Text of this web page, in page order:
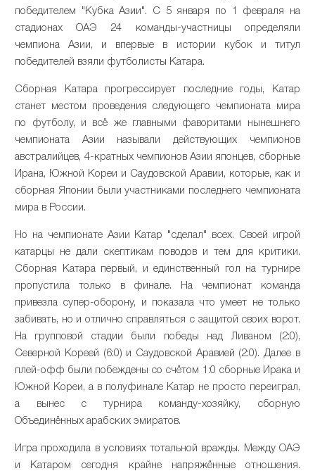
победителем "Кубка Азии". С 5 января по 1 февраля на
стадионах ОАЭ 24 команды-участницы определяли
чемпиона Азии, и впервые в истории кубок и титул
победителей взяли футболисты Катара.
Сборная Катара прогрессирует последние годы, Катар
станет местом проведения следующего чемпионата мира
по футболу, и всё же главными фаворитами нынешнего
чемпионата Азии называли действующих чемпионов
австралийцев, 4-кратных чемпионов Азии японцев, сборные
Ирана, Южной Кореи и Саудовской Аравии, которые, как и
сборная Японии были участниками последнего чемпионата
мира в России.
Но на чемпионате Азии Катар "сделал" всех. Своей игрой
катарцы не дали скептикам поводов и тем для критики.
Сборная Катара первый, и единственный гол на турнире
пропустила только в финале. На чемпионат команда
привезла супер-оборону, и показала что умеет не только
забивать, но и отлично справляться с защитой своих ворот.
На групповой стадии были победы над Ливаном (2:0),
Северной Кореей (6:0) и Саудовской Аравией (2:0). Далее в
плей-офф были побеждены со счётом 1:0 сборные Ирака и
Южной Кореи, а в полуфинале Катар не просто переиграл,
а вынес с турнира команду-хозяйку, сборную
Объединённых арабских эмиратов.
Игра проходила в условиях тотальной вражды. Между ОАЭ
и Катаром сегодня крайне напряжённые отношения.